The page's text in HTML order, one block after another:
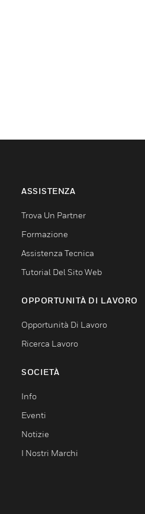
ASSISTENZA
Trova Un Partner
Formazione
Assistenza Tecnica
Tutorial Del Sito Web
OPPORTUNITÀ DI LAVORO
Opportunità Di Lavoro
Ricerca Lavoro
SOCIETÀ
Info
Eventi
Notizie
I Nostri Marchi